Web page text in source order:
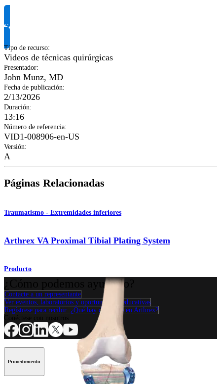
Solicitar información del producto
Tipo de recurso:
Videos de técnicas quirúrgicas
Presentador:
John Munz, MD
Fecha de publicación:
2/13/2026
Duración:
13:16
Número de referencia:
VID1-008906-en-US
Versión:
A
Páginas Relacionadas
Traumatismo - Extremidades inferiores
Arthrex VA Proximal Tibial Plating System
Producto
¿Cómo podemos ayudarlo?
Contacte a un representante
Ver eventos, laboratorios y oportunidades educativas
Regístrese para recibir: ¿Qué hay de nuevo en Arthrex?
Procedimiento